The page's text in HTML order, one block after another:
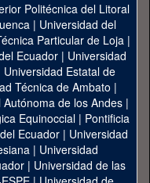
Politécnica del Litoral
| Universidad del
Particular de Loja|
Ecuador| Universidad
Universidad Estatal de
Técnica de Ambato |
de los Andes|
Equinoccial| Pontificia
Ecuador | Universidad
| Universidad
| Universidad de las